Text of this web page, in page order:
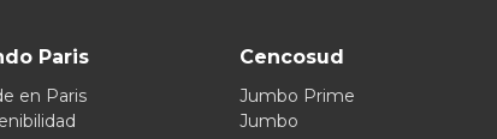
Paris
en Paris
Cencosud
Jumbo Prime
Jumbo